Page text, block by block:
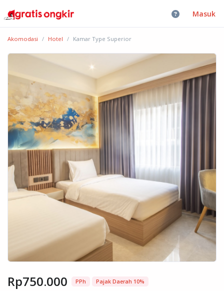
Masuk
Akomodasi Hotel Kamar Type Superior
Rp750.000 PPh Pajak Daerah 10%